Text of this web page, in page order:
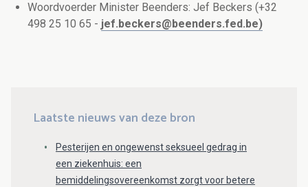
Woordvoerder Minister Beenders: Jef Beckers (+32
498 25 10 65 - jef.beckers@beenders.fed.be)
Laatste nieuws van deze bron
Pesterijen en ongewenst seksueel gedrag in
een ziekenhuis: een
bemiddelingsovereenkomst zorgt voor betere